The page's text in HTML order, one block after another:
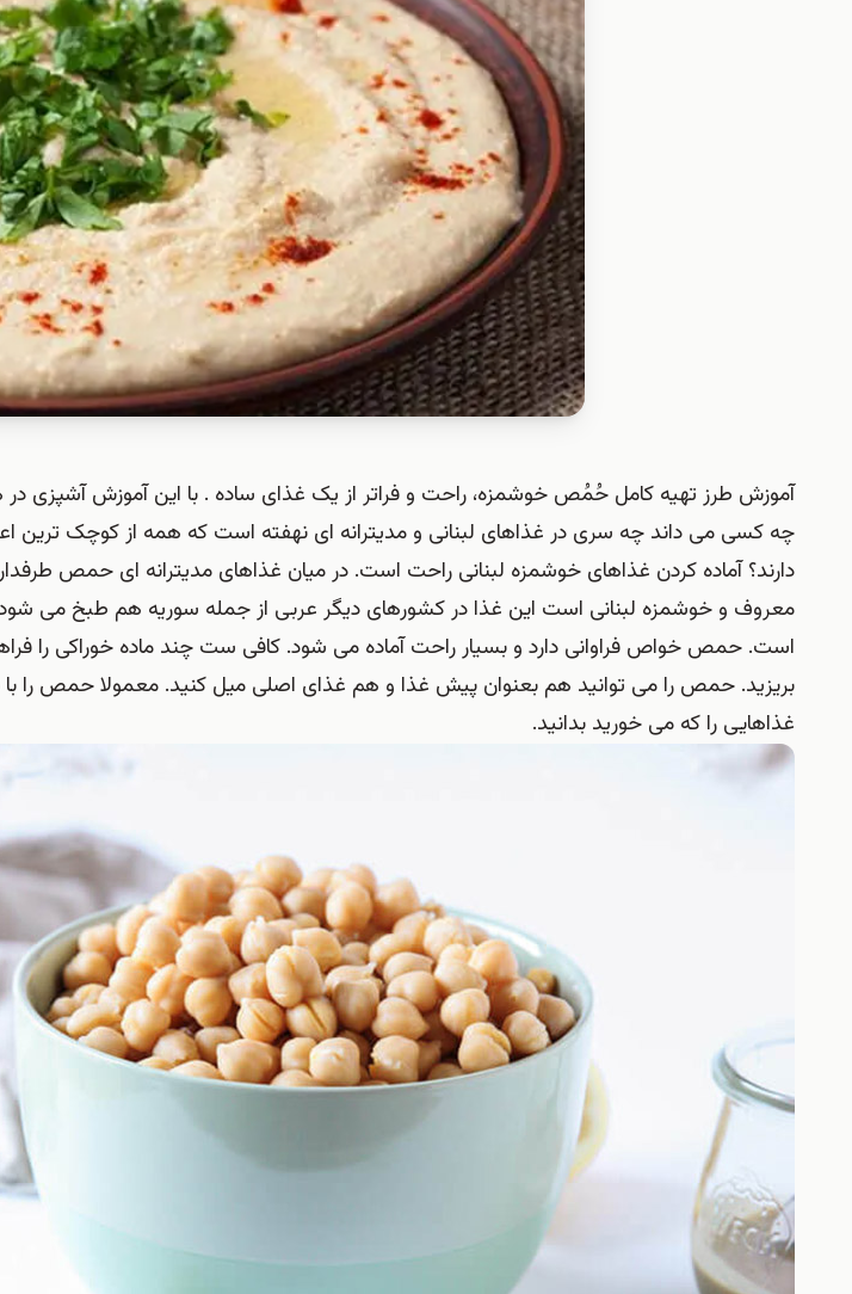
آموزش طرز تهیه کامل حُمُص خوشمزه، راحت و فراتر از یک غذای ساده . با این آموزش آشپزی
چه کسی می داند چه سری در غذاهای لبنانی و مدیترانه ای نهفته است که همه از کوچک ترین
دارند؟ آماده کردن غذاهای خوشمزه لبنانی راحت است. در میان غذاهای مدیترانه ای حمص
معروف و خوشمزه لبنانی است این غذا در کشورهای دیگر عربی از جمله سوریه هم طبخ می
است. حمص خواص فراوانی دارد و بسیار راحت آماده می شود. کافی ست چند ماده خوراکی را
بریزید. حمص را می توانید هم بعنوان پیش غذا و هم غذای اصلی میل کنید. معمولا حمص را
غذاهایی را که می خورید بدانید.